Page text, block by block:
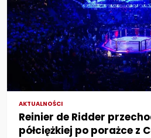
AKTUALNOŚCI
Reinier de Ridder
półciężkiej po porażce z